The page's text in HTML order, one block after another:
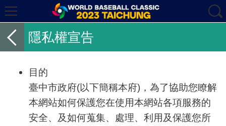
隱私權宣告
目的
臺中市政府(以下簡稱本府) ，為了協助您瞭解
本網站如何保護您在使用本網站各項服務的
安全、及如何蒐集、處理、利用及保護您所